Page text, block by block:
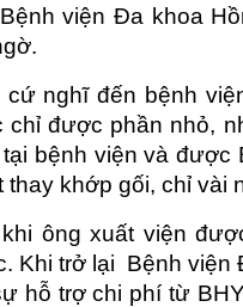
viện Đa khoa
cứ nghĩ đến bệnh
chỉ được phần nhỏ,
tại bệnh viện và được
thay khớp gối, chỉ vài
ông xuất viện
Khi trở lại  Bệnh
hỗ trợ chi phí từ